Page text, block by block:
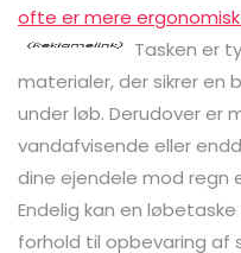
ofte er mere
Tasken er
materialer, der sikrer en
under løb. Derudover er
vandafvisende eller
dine ejendele mod regn
Endelig kan en
forhold til opbevaring af